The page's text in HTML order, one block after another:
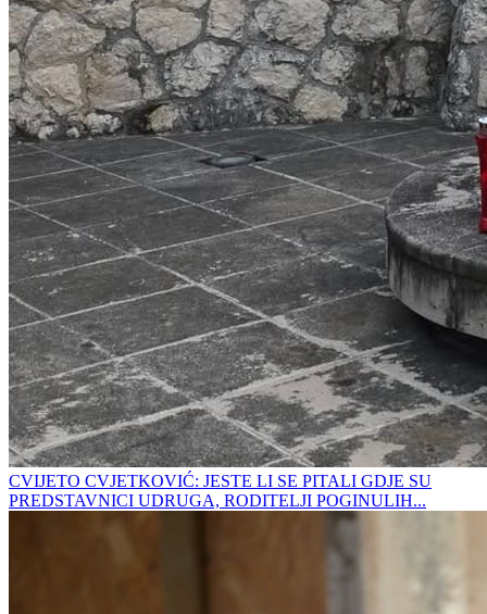
CVIJETO CVJETKOVIĆ: JESTE LI SE PITALI GDJE SU
PREDSTAVNICI UDRUGA, RODITELJI POGINULIH...